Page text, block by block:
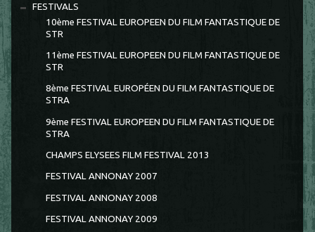
FESTIVALS
10ème FESTIVAL EUROPEEN DU FILM FANTASTIQUE DE
STR
11ème FESTIVAL EUROPEEN DU FILM FANTASTIQUE DE
STR
8ème FESTIVAL EUROPÉEN DU FILM FANTASTIQUE DE
STRA
9ème FESTIVAL EUROPEEN DU FILM FANTASTIQUE DE
STRA
CHAMPS ELYSEES FILM FESTIVAL 2013
FESTIVAL ANNONAY 2007
FESTIVAL ANNONAY 2008
FESTIVAL ANNONAY 2009